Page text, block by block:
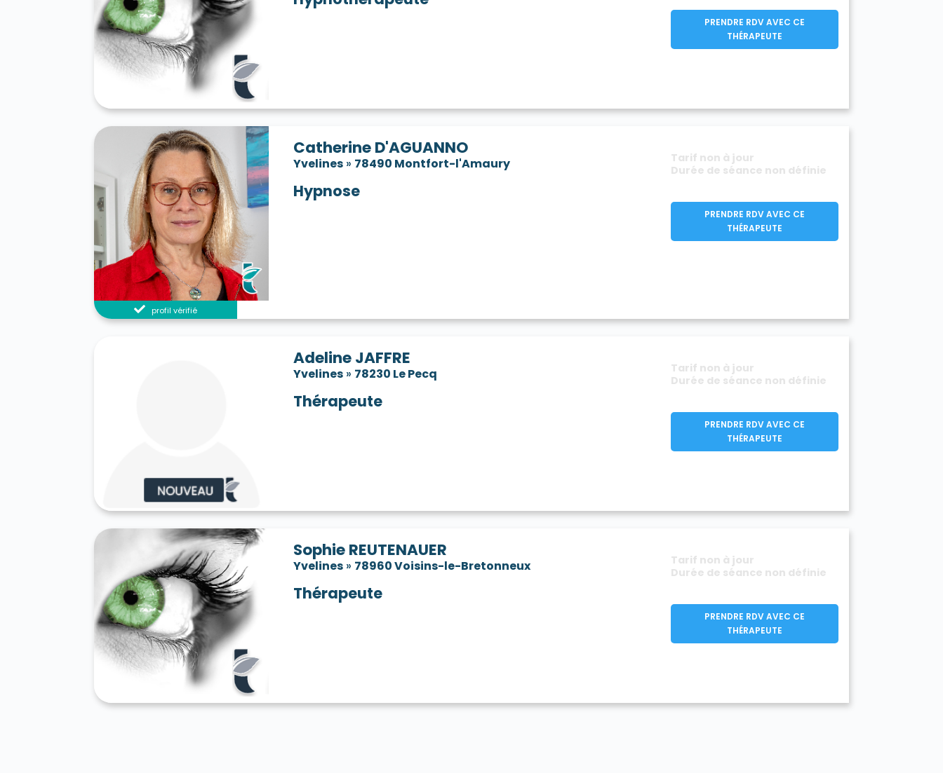
PRENDRE RDV AVEC CE
THÉRAPEUTE
profil vérifié
Catherine D'AGUANNO
Yvelines » 78490 Montfort-l'Amaury
Hypnose
Tarif non à jour
Durée de séance non définie
PRENDRE RDV AVEC CE
THÉRAPEUTE
Adeline JAFFRE
Yvelines » 78230 Le Pecq
Thérapeute
Tarif non à jour
Durée de séance non définie
PRENDRE RDV AVEC CE
THÉRAPEUTE
Sophie REUTENAUER
Yvelines » 78960 Voisins-le-Bretonneux
Thérapeute
Tarif non à jour
Durée de séance non définie
PRENDRE RDV AVEC CE
THÉRAPEUTE